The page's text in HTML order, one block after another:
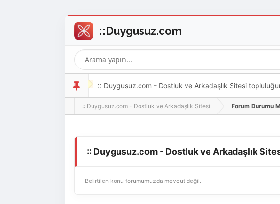
:: Duygusuz.com - Dostluk ve Arkadaşlık Sitesi
oldukça kolay ve zahmetsizdir.
:: Duygusuz.com - Dostluk ve Arkadaşlık Sitesi Forum Durumu
:: Duygusuz.com - Dostluk ve Arkadaşlık
Belirtilen konu forumumuzda mevcut değil.